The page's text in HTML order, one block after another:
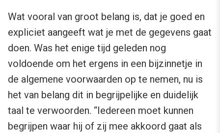
Wat vooral van groot belang is, dat je goed en
expliciet aangeeft wat je met de gegevens gaat
doen. Was het enige tijd geleden nog
voldoende om het ergens in een bijzinnetje in
de algemene voorwaarden op te nemen, nu is
het van belang dit in begrijpelijke en duidelijk
taal te verwoorden. “Iedereen moet kunnen
begrijpen waar hij of zij mee akkoord gaat als